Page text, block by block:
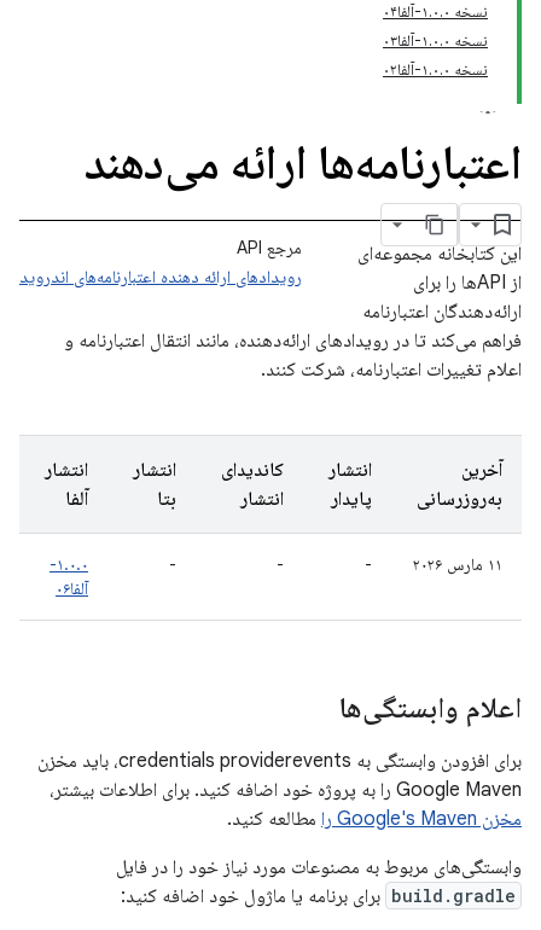
نسخه ۱.۰.۰-آلفا۰۴
نسخه ۱.۰.۰-آلفا۰۳
نسخه ۱.۰.۰-آلفا۰۲
اعتبارنامه‌ها ارائه می‌دهند
مرجع API
رویدادهای ارائه دهنده اعتبارنامه‌های اندروید
این کتابخانه مجموعه‌ای
از APIها را برای
ارائه‌دهندگان اعتبارنامه
فراهم می‌کند تا در رویدادهای ارائه‌دهنده، مانند انتقال اعتبارنامه و
اعلام تغییرات اعتبارنامه، شرکت کنند.
آخرین
به‌روزرسانی
انتشار
پایدار
کاندیدای
انتشار
انتشار
بتا
انتشار
آلفا
۱۱ مارس ۲۰۲۶ -
-
-
۱.۰.۰-
آلفا۰۶
اعلام وابستگی‌ها
برای افزودن وابستگی به credentials providerevents، باید مخزن
Google Maven را به پروژه خود اضافه کنید. برای اطلاعات بیشتر،
مخزن Google's Maven را
مطالعه کنید.
وابستگی‌های مربوط به مصنوعات مورد نیاز خود را در فایل
build.gradle برای برنامه یا ماژول خود اضافه کنید: